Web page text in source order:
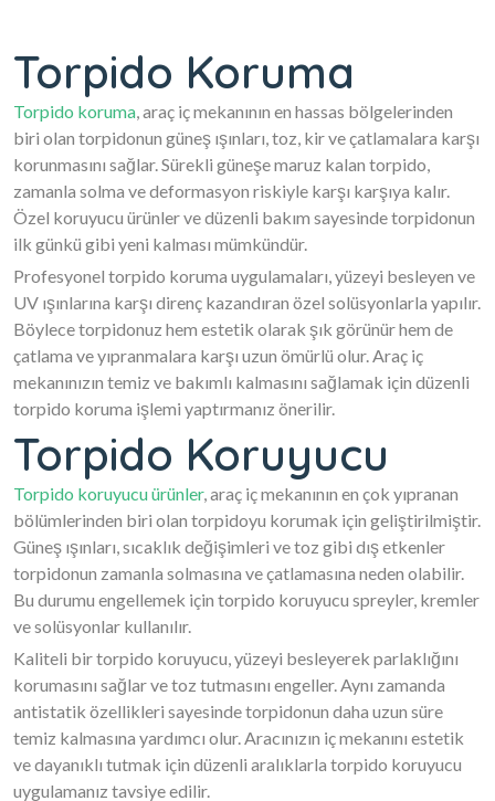
Torpido Koruma
Torpido koruma, araç iç mekanının en hassas bölgelerinden
biri olan torpidonun güneş ışınları, toz, kir ve çatlamalara karşı
korunmasını sağlar. Sürekli güneşe maruz kalan torpido,
zamanla solma ve deformasyon riskiyle karşı karşıya kalır.
Özel koruyucu ürünler ve düzenli bakım sayesinde torpidonun
ilk günkü gibi yeni kalması mümkündür.
Profesyonel torpido koruma uygulamaları, yüzeyi besleyen ve
UV ışınlarına karşı direnç kazandıran özel solüsyonlarla yapılır.
Böylece torpidonuz hem estetik olarak şık görünür hem de
çatlama ve yıpranmalara karşı uzun ömürlü olur. Araç iç
mekanınızın temiz ve bakımlı kalmasını sağlamak için düzenli
torpido koruma işlemi yaptırmanız önerilir.
Torpido Koruyucu
Torpido koruyucu ürünler, araç iç mekanının en çok yıpranan
bölümlerinden biri olan torpidoyu korumak için geliştirilmiştir.
Güneş ışınları, sıcaklık değişimleri ve toz gibi dış etkenler
torpidonun zamanla solmasına ve çatlamasına neden olabilir.
Bu durumu engellemek için torpido koruyucu spreyler, kremler
ve solüsyonlar kullanılır.
Kaliteli bir torpido koruyucu, yüzeyi besleyerek parlaklığını
korumasını sağlar ve toz tutmasını engeller. Aynı zamanda
antistatik özellikleri sayesinde torpidonun daha uzun süre
temiz kalmasına yardımcı olur. Aracınızın iç mekanını estetik
ve dayanıklı tutmak için düzenli aralıklarla torpido koruyucu
uygulamanız tavsiye edilir.